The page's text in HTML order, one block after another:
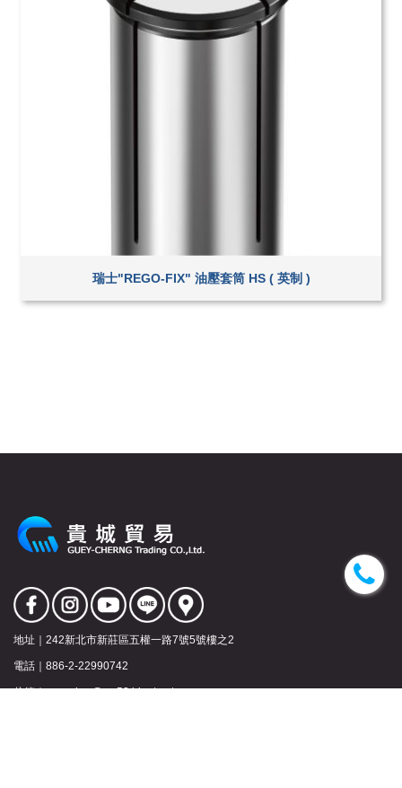
瑞士"REGO-FIX" 油壓套筒 HS ( 英制 )
地址｜ 242新北市新莊區五權一路7號5號樓之2
電話｜ 886-2-22990742
信箱｜gueycher@ms53.hinet.net